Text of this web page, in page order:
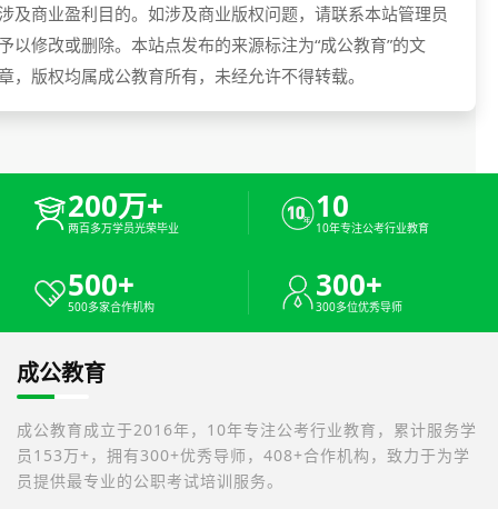
及商业盈利目的。如涉及商业版权问题，请联系本站管理员
以修改或删除。本站点发布的来源标注为“成公教育”的文
，版权均属成公教育所有，未经允许不得转载。
200万+
两百多万学员光荣毕业
10
10年专注公考行业教育
500+
500多家合作机构
300+
300多位优秀导师
成公教育
成公教育成立于2016年，10年专注公考行业教育，累计服务学
员153万+，拥有300+优秀导师，408+合作机构，致力于为学
员提供最专业的公职考试培训服务。